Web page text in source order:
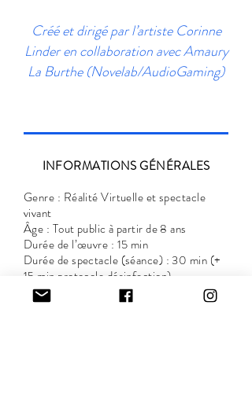
Créé et dirigé par l’artiste Corinne
Linder en collaboration avec Amaury
La Burthe (Novelab/AudioGaming)
INFORMATIONS GÉNÉRALES
Genre : Réalité Virtuelle et spectacle
vivant
Âge : Tout public à partir de 8 ans
Durée de l’œuvre : 15 min
Durée de spectacle (séance) : 30 min (+
15 min protocole désinfection)
Jauge : 120 personnes par jour
Langue : Français & Anglais